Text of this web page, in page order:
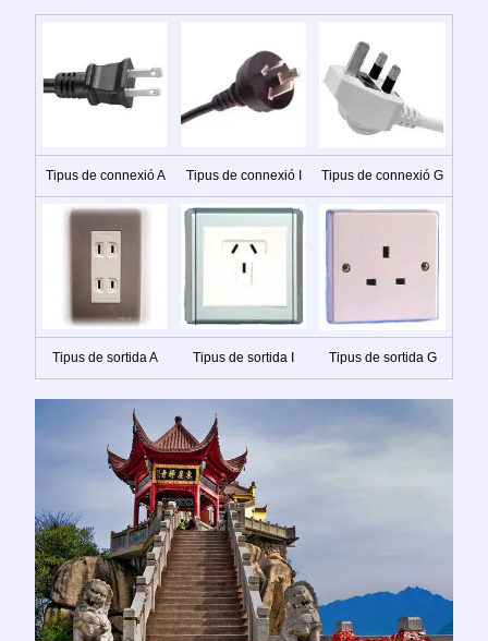
Tipus de connexió A Tipus de connexió I Tipus de connexió G
Tipus de sortida A Tipus de sortida I Tipus de sortida G